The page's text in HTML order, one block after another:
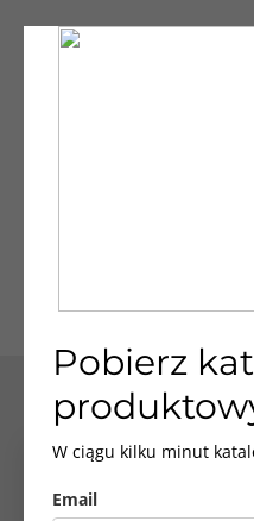
Pobierz
W ciągu kilku minut
Email